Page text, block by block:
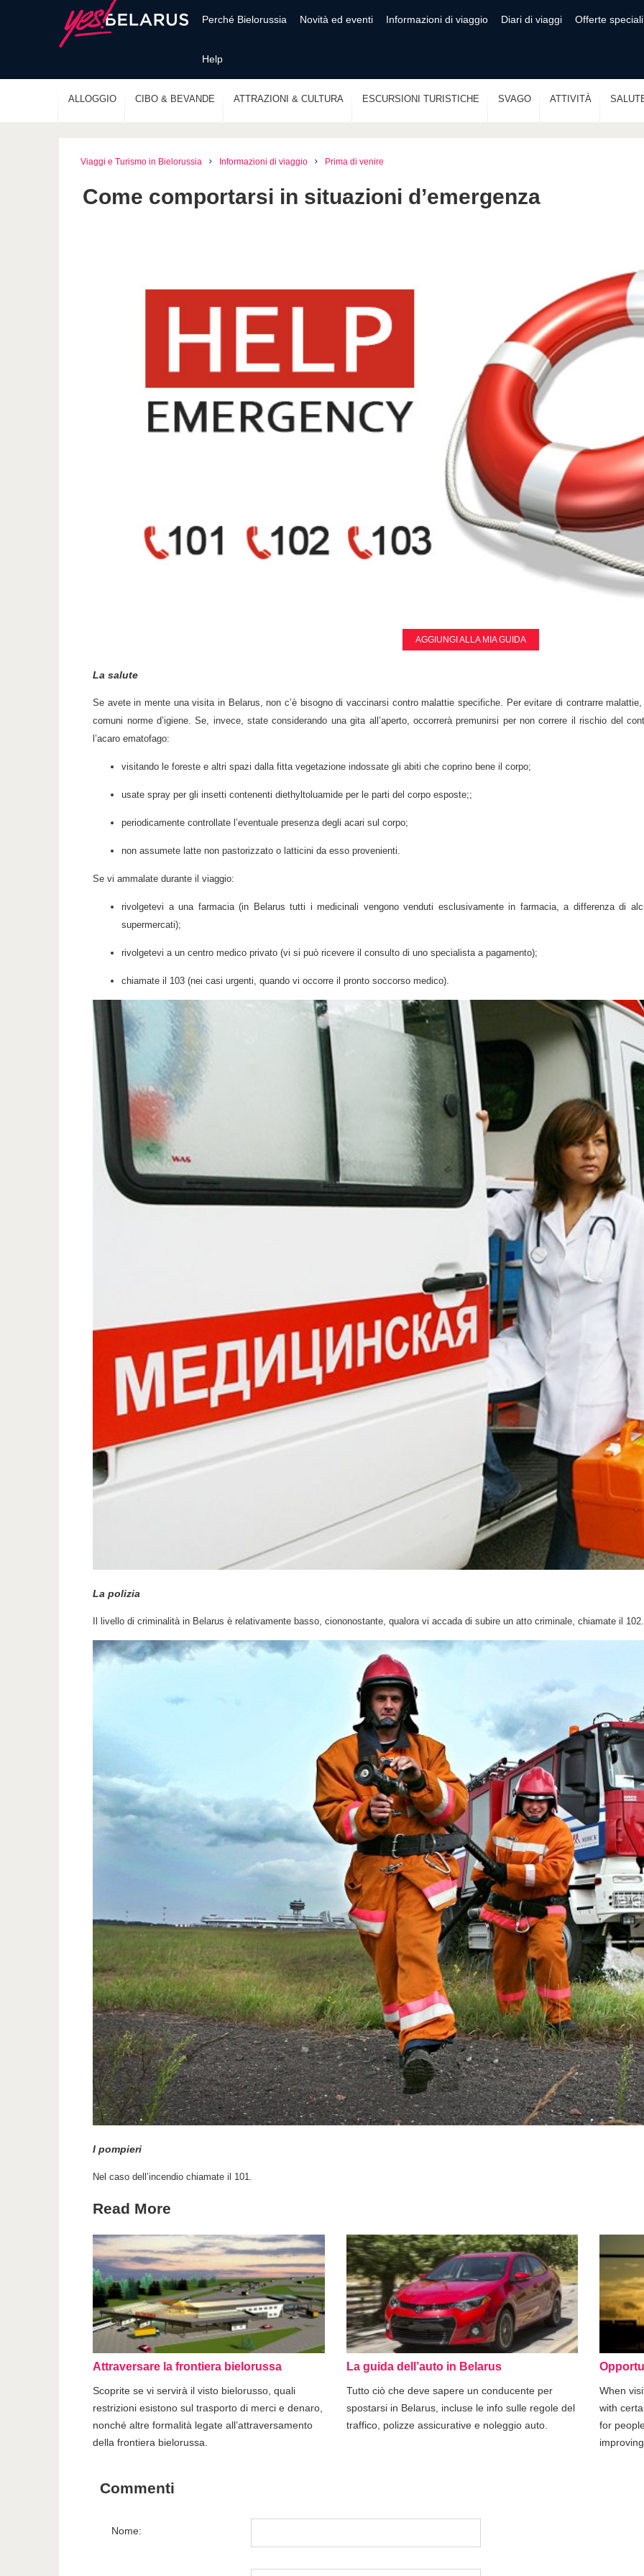
Perché Bielorussia Novità ed eventi Informazioni di viaggio Diari di viaggi Offerte speciali
Help
ALLOGGIO CIBO & BEVANDE ATTRAZIONI & CULTURA ESCURSIONI TURISTICHE SVAGO ATTIVITÀ
Viaggi e Turismo in Bielorussia Informazioni di viaggio Prima di venire
Come comportarsi in situazioni d’emergenza
AGGIUNGI ALLA MIA GUIDA
La salute
Se avete in mente una visita in Belarus, non c’è bisogno di vaccinarsi contro malattie specifiche. Per evitare di contrarre
comuni norme d’igiene. Se, invece, state considerando una gita all’aperto, occorrerà premunirsi per non correre il rischio del
l’acaro ematofago:
visitando le foreste e altri spazi dalla fitta vegetazione indossate gli abiti che coprino bene il corpo;
usate spray per gli insetti contenenti diethyltoluamide per le parti del corpo esposte;;
periodicamente controllate l’eventuale presenza degli acari sul corpo;
non assumete latte non pastorizzato o latticini da esso provenienti.
Se vi ammalate durante il viaggio:
rivolgetevi a una farmacia (in Belarus tutti i medicinali vengono venduti esclusivamente in farmacia, a differenza di
supermercati);
rivolgetevi a un centro medico privato (vi si può ricevere il consulto di uno specialista a pagamento);
chiamate il 103 (nei casi urgenti, quando vi occorre il pronto soccorso medico).
La polizia
Il livello di criminalità in Belarus è relativamente basso, ciononostante, qualora vi accada di subire un atto criminale, chiamate il 102.
I pompieri
Nel caso dell’incendio chiamate il 101.
Read More
Attraversare la frontiera bielorussa
Scoprite se vi servirà il visto bielorusso, quali
restrizioni esistono sul trasporto di merci e denaro,
nonché altre formalità legate all’attraversamento
della frontiera bielorussa.
La guida dell’auto in Belarus
Tutto ciò che deve sapere un conducente per
spostarsi in Belarus, incluse le info sulle regole del
traffico, polizze assicurative e noleggio auto.
When
with
for
Commenti
Nome: